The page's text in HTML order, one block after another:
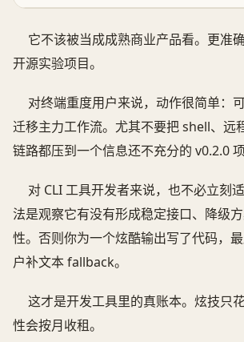
它不该被当成成熟商业产品看。更准
开源实验项目。
对终端重度用户来说，动作很简单：
迁移主力工作流。尤其不要把 shell、远
链路都压到一个信息还不充分的 v0.2.0 项
对 CLI 工具开发者来说，也不必立刻
法是观察它有没有形成稳定接口、降级
性。否则你为一个炫酷输出写了代码，
户补文本 fallback。
这才是开发工具里的真账本。炫技只
性会按月收租。